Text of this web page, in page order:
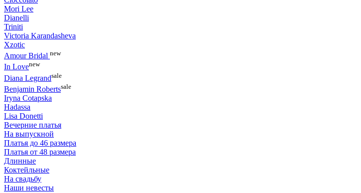
Mori Lee
Dianelli
Triniti
Victoria Karandasheva
Xzotic
Amour Bridal new
In Lovenew
Diana Legrandsale
Benjamin Robertssale
Iryna Cotapska
Hadassa
Lisa Donetti
Вечерние платья
На выпускной
Платья до 46 размера
Платья от 48 размера
Длинные
Коктейльные
На свадьбу
Наши невесты